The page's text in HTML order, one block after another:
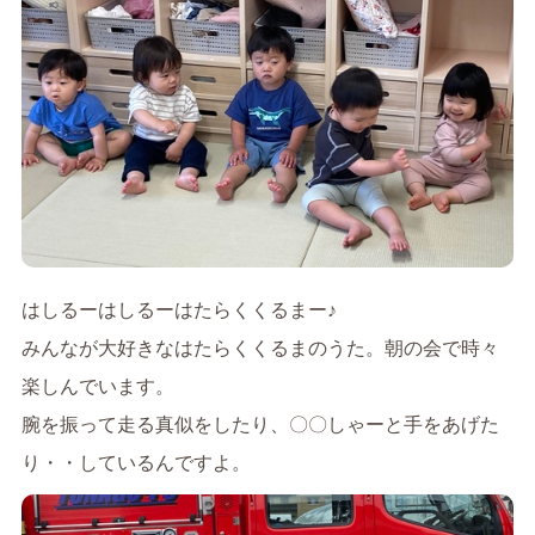
はしるーはしるーはたらくくるまー♪
みんなが大好きなはたらくくるまのうた。朝の会で時々
楽しんでいます。
腕を振って走る真似をしたり、〇〇しゃーと手をあげた
り・・しているんですよ。